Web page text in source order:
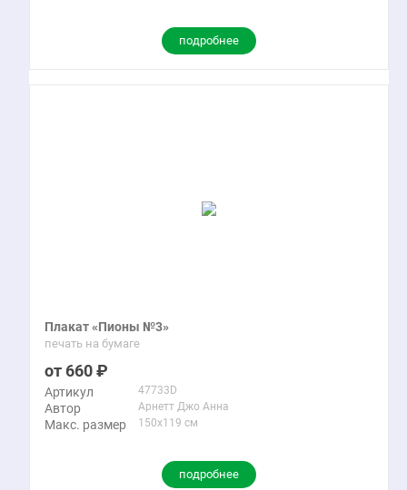
подробнее
Плакат «Пионы №3»
печать на бумаге
660
Артикул 47733D
Автор Арнетт Джо Анна
Макс. размер 150x119 см
подробнее